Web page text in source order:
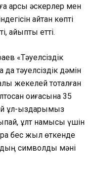
қарсы әскерлер мен
айтқан көпті
айыпты етті.
«Тәуелсіздік
да тәуелсіздік дәмін
жекелей тоқталған
оқиғасына 35
ұл-қыздарымыз
ұлт намысы үшін
бес жыл өткенде
символдық мәні